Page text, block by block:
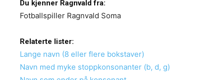
Du kjenner Ragnvald fra:
Fotballspiller Ragnvald Soma
Relaterte lister:
Lange navn (8 eller flere bokstaver)
Navn med myke stoppkonsonanter (b, d, g)